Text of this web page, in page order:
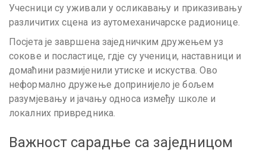
Учесници су уживали у осликавању и приказивању
различитих сцена из аутомеханичарске радионице.
Посјета је завршена заједничким дружењем уз
сокове и посластице, гдје су ученици, наставници и
домаћини размијенили утиске и искуства. Ово
неформално дружење допринијело је бољем
разумјевању и јачању односа између школе и
локалних привредника.
Важност сарадње са заједницом